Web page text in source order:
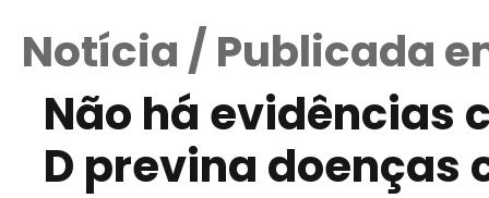
Notícia / Publicada
Não há evidências
D previna